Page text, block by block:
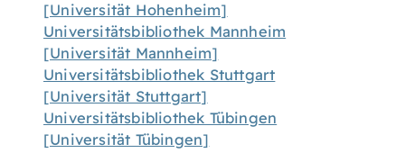
[Universität Hohenheim]
Universitätsbibliothek Mannheim
[Universität Mannheim]
Universitätsbibliothek Stuttgart
[Universität Stuttgart]
Universitätsbibliothek Tübingen
[Universität Tübingen]